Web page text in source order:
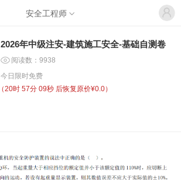
安全工程师
2026年中级注安-建筑施工安全-基础自测卷
阅读数：9938
今日限时免费
（20时 57分 09秒 后恢复原价¥0.0）